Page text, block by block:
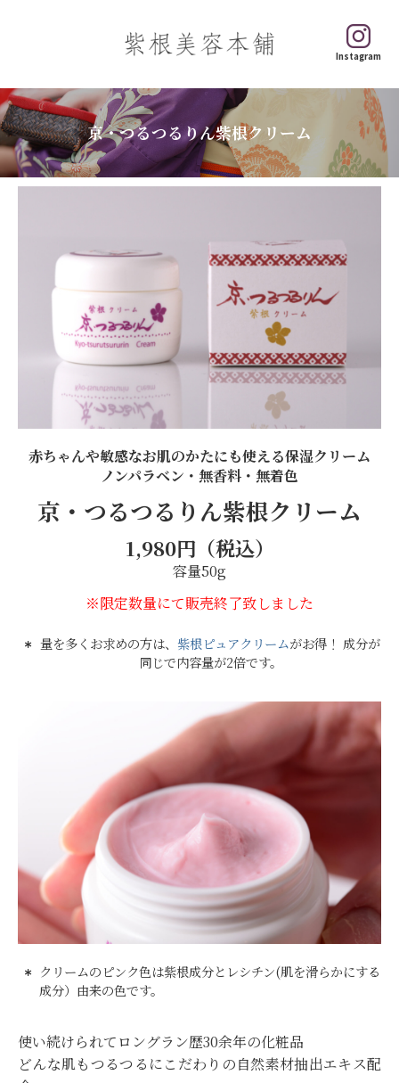
Instagram
京・つるつるりん紫根クリーム
赤ちゃんや敏感なお肌のかたにも使える保湿クリーム
ノンパラベン・無香料・無着色
京・つるつるりん紫根クリーム
1,980円（税込）
容量50g
※限定数量にて販売終了致しました
量を多くお求めの方は、 紫根ピュアクリームがお得！ 成分が
同じで内容量が2倍です。
クリームのピンク色は紫根成分とレシチン(肌を滑らかにする
成分）由来の色です。
使い続けられてロングラン歴30余年の化粧品
どんな肌もつるつるにこだわりの自然素材抽出エキス配